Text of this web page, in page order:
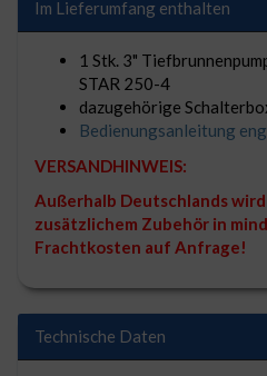
Im Lieferumfang enthalten
1 Stk. 3"
STAR 250-4
dazugehörige
Bedienungsanleitung
VERSANDHINWEIS:
Außerhalb Deutschlands wird
zusätzlichem Zubehör in
Frachtkosten auf Anfrage!
Technische Daten